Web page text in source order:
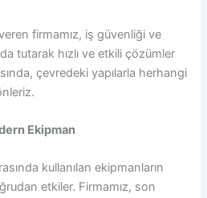
firmamız, iş güvenliği ve
tutarak hızlı ve etkili çözümler
çevredeki yapılarla herhangi
Ekipman
kullanılan ekipmanların
etkiler. Firmamız, son